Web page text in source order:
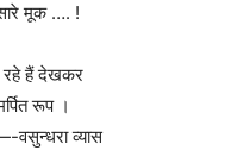
मूक …. !
रहे हैं देखकर
रूप ।
व्यास